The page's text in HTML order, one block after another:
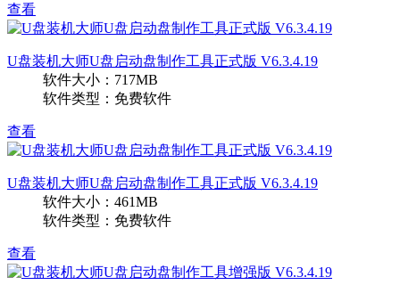
查看
U盘装机大师U盘启动盘制作工具正式版 V6.3.4.19
软件大小：717MB
软件类型：免费软件
查看
U盘装机大师U盘启动盘制作工具正式版 V6.3.4.19
软件大小：461MB
软件类型：免费软件
查看